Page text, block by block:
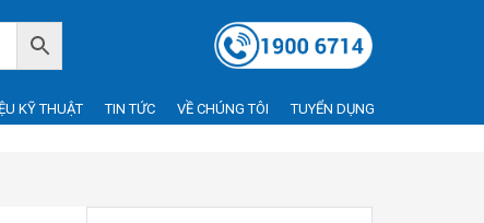
KỸ THUẬT TIN TỨC VỀ CHÚNG TÔI TUYỂN DỤNG